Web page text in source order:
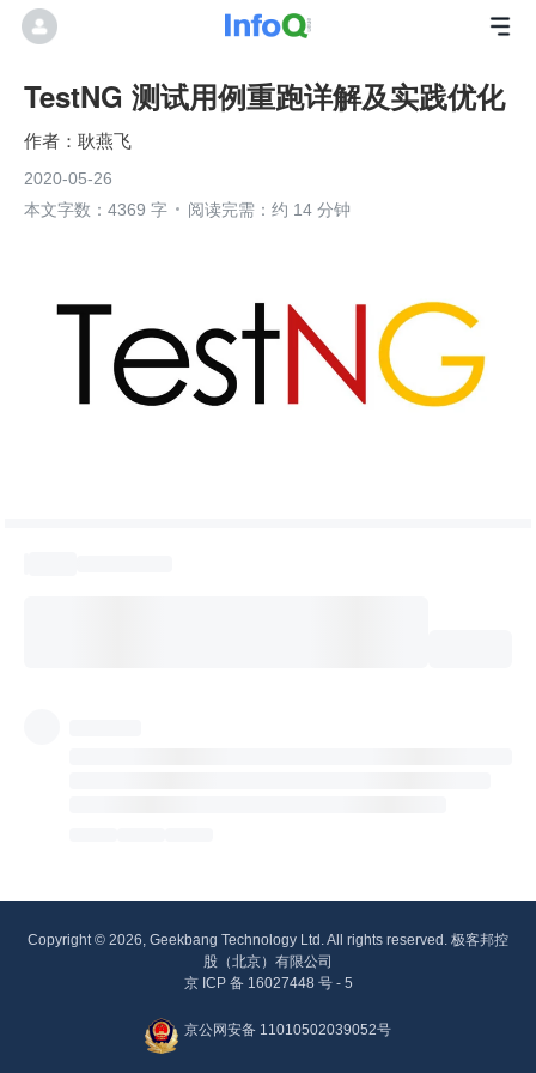
TestNG 测试用例重跑详解及实践优化
耿燕飞
2020-05-26
本文字数：4369 字
阅读完需：约 14 分钟
Copyright © 2026, Geekbang Technology Ltd. All rights reserved. 极客邦控
股（北京）有限公司
京 ICP 备 16027448 号 - 5
京公网安备 11010502039052号